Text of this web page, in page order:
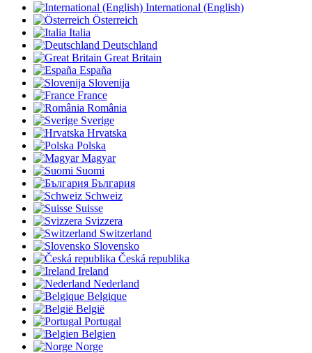
International (English)
Österreich
Italia
Deutschland
Great Britain
España
Slovenija
France
România
Sverige
Hrvatska
Polska
Magyar
Suomi
България
Schweiz
Suisse
Svizzera
Switzerland
Slovensko
Česká republika
Ireland
Nederland
Belgique
België
Portugal
Belgien
Norge